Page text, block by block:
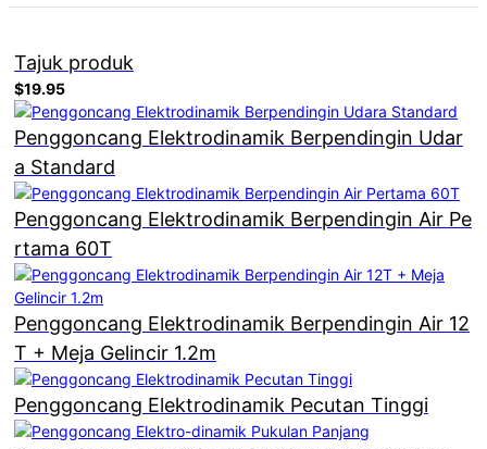
Tajuk produk
$19.95
Penggoncang Elektrodinamik Berpendingin Udar
a Standard
Penggoncang Elektrodinamik Berpendingin Air Pe
rtama 60T
Penggoncang Elektrodinamik Berpendingin Air 12
T + Meja Gelincir 1.2m
Penggoncang Elektrodinamik Pecutan Tinggi